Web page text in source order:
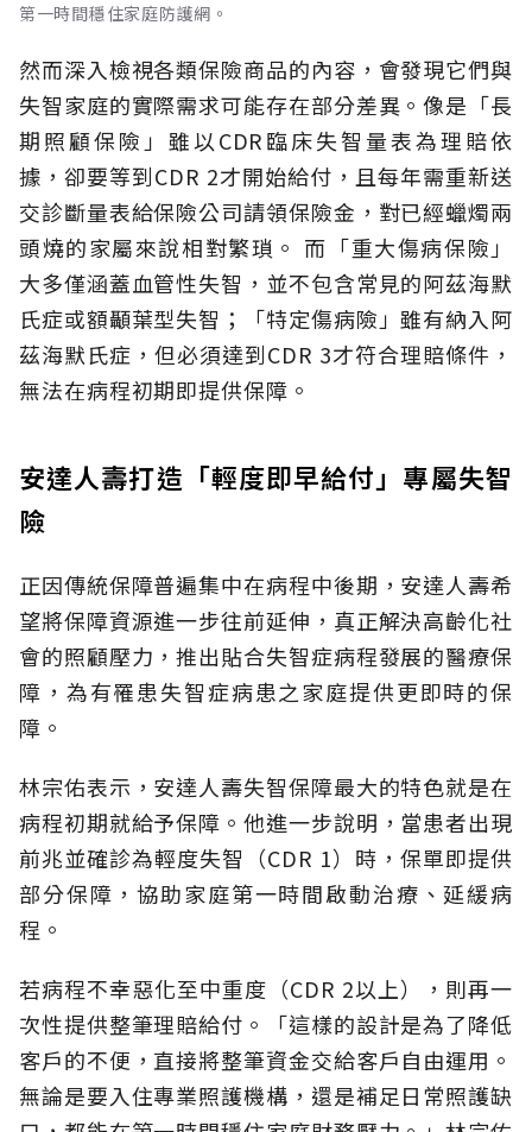
第一時間穩住家庭防護網。
然而深入檢視各類保險商品的內容，會發現它們與
失智家庭的實際需求可能存在部分差異。像是「長
期照顧保險」雖以CDR臨床失智量表為理賠依
據，卻要等到CDR 2才開始給付，且每年需重新送
交診斷量表給保險公司請領保險金，對已經蠟燭兩
頭燒的家屬來說相對繁瑣。 而「重大傷病保險」
大多僅涵蓋血管性失智，並不包含常見的阿茲海默
氏症或額顳葉型失智；「特定傷病險」雖有納入阿
茲海默氏症，但必須達到CDR 3才符合理賠條件，
無法在病程初期即提供保障。
安達人壽打造「輕度即早給付」專屬失智
險
正因傳統保障普遍集中在病程中後期，安達人壽希
望將保障資源進一步往前延伸，真正解決高齡化社
會的照顧壓力，推出貼合失智症病程發展的醫療保
障，為有罹患失智症病患之家庭提供更即時的保
障。
林宗佑表示，安達人壽失智保障最大的特色就是在
病程初期就給予保障。他進一步說明，當患者出現
前兆並確診為輕度失智（CDR 1）時，保單即提供
部分保障，協助家庭第一時間啟動治療、延緩病
程。
若病程不幸惡化至中重度（CDR 2以上），則再一
次性提供整筆理賠給付。「這樣的設計是為了降低
客戶的不便，直接將整筆資金交給客戶自由運用。
無論是要入住專業照護機構，還是補足日常照護缺